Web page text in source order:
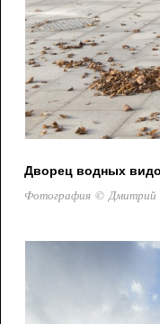
Дворец водных
Фотография © Дмитрий